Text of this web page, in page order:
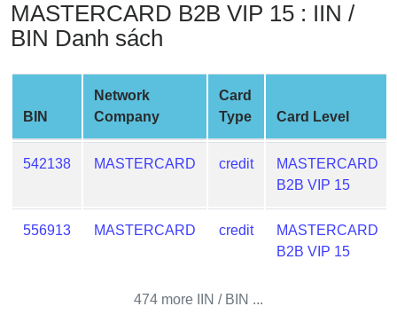
Validator
Credit
Generator
Random
Credit
Card
Generate
Credit
MASTERCARD B2B VIP 15 : IIN /
BIN Danh sách
BIN
Network
Company
Card
Type
Card Level
542138 MASTERCARD credit
MASTERCARD
B2B VIP 15
556913 MASTERCARD credit
MASTERCARD
B2B VIP 15
474 more IIN / BIN ...